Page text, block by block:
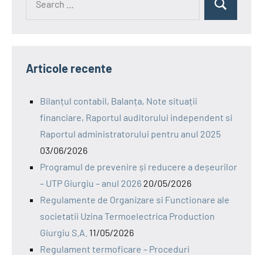
Search
Articole recente
Bilanțul contabil, Balanța, Note situații
financiare, Raportul auditorului independent si
Raportul administratorului pentru anul 2025
03/06/2026
Programul de prevenire și reducere a deșeurilor
– UTP Giurgiu – anul 2026 20/05/2026
Regulamente de Organizare si Functionare ale
societatii Uzina Termoelectrica Production
Giurgiu S.A. 11/05/2026
Regulament termoficare – Proceduri